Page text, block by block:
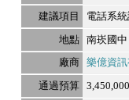
電話系
南崁國中
樂億資訊
3,450,000